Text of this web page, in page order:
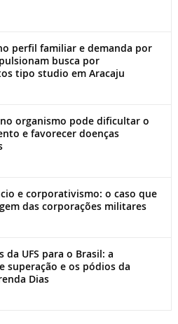
perfil familiar e demanda por
busca por
tipo studio em Aracaju
organismo pode dificultar o
e favorecer doenças
e corporativismo: o caso que
das corporações militares
da UFS para o Brasil: a
superação e os pódios da
Dias